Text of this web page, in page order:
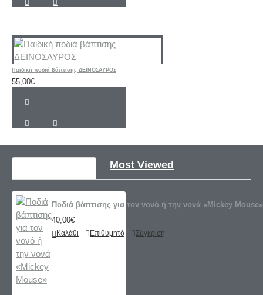
Παιδική ποδιά βάπτισης ΔΕΙΝΟΣΑΥΡΟΣ
55,00€
Most Viewed
Ποδιά βάπτισης για τον νονό ή την νονά «Mickey Mouse»
40,00€
Καλάθι Επιθυμητό Σύγκριση